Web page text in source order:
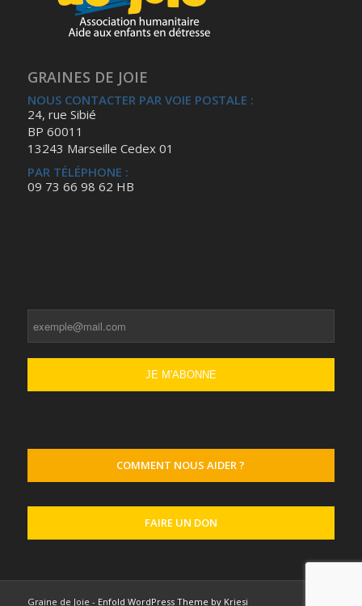
GRAINES DE JOIE
NOUS CONTACTER PAR VOIE POSTALE :
24, rue Sibié
BP 60011
13243 Marseille Cedex 01
PAR TÉLÉPHONE :
09 73 66 98 62 HB
COMMENT NOUS AIDER ?
FAIRE UN DON
Graine de Joie - Enfold WordPress Theme by Kriesi